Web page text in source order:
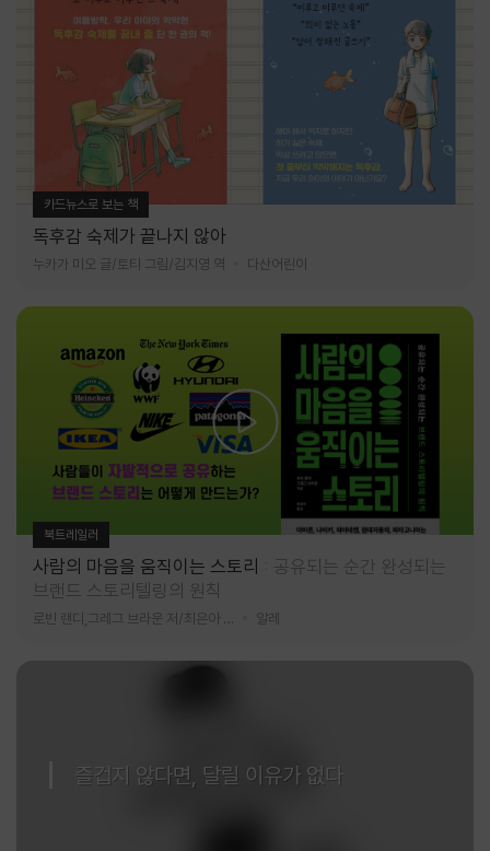
카드뉴스로 보는 책
독후감 숙제가 끝나지 않아
누카가 미오 글/토티 그림/김지영 역 다산어린이
북트레일러
사람의 마음을 움직이는 스토리
공유되는 순간 완성되는
브랜드 스토리텔링의 원칙
알레
즐겁지 않다면, 달릴 이유가 없다